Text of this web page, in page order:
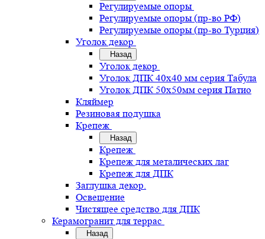
Регулируемые опоры
Регулируемые опоры (пр-во РФ)
Регулируемые опоры (пр-во Турция)
Уголок декор
Назад
Уголок декор
Уголок ДПК 40х40 мм серия Табула
Уголок ДПК 50х50мм серия Патио
Кляймер
Резиновая подушка
Крепеж
Назад
Крепеж
Крепеж для металических лаг
Крепеж для ДПК
Заглушка декор.
Освещение
Чистящее средство для ДПК
Керамогранит для террас
Назад